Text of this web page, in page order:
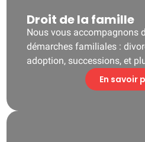
Droit de la famille
Nous vous accompagnons
démarches familiales :
adoption, successions, et
En savoir